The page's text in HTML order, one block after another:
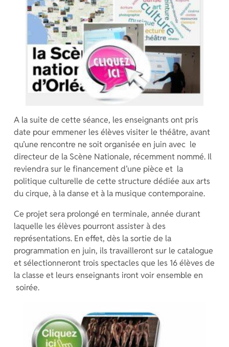
A la suite de cette séance, les enseignants ont pris
date pour emmener les élèves visiter le théâtre, avant
qu’une rencontre ne soit organisée en juin avec le
directeur de la Scène Nationale, récemment nommé. Il
reviendra sur le financement d’une pièce et la
politique culturelle de cette structure dédiée aux arts
du cirque, à la danse et à la musique contemporaine.
Ce projet sera prolongé en terminale, année durant
laquelle les élèves pourront assister à des
représentations. En effet, dès la sortie de la
programmation en juin, ils travailleront sur le catalogue
et sélectionneront trois spectacles que les 16 élèves de
la classe et leurs enseignants iront voir ensemble en
soirée.